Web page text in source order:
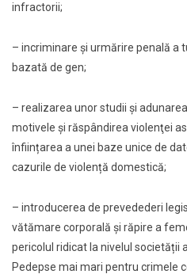
infractorii;
– incriminare şi urmărire penală a
bazată de gen;
– realizarea unor studii şi
motivele şi răspândirea violenţei
înființarea a unei baze unice de
cazurile de violență domestică;
– introducerea de prevedederi
vătămare corporală şi răpire a
pericolul ridicat la nivelul societății
Pedepse mai mari pentru crimele